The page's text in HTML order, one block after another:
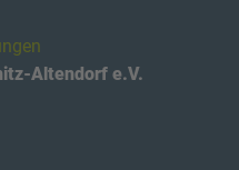
Altendorf e.V.